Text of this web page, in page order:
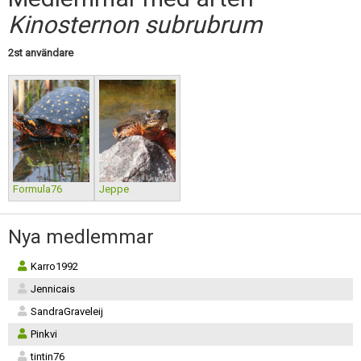
Kinosternon subrubrum
2st användare
Formula76 Jeppe
Nya medlemmar
Karro1992
Jennicais
SandraGraveleij
Pinkvi
tintin76